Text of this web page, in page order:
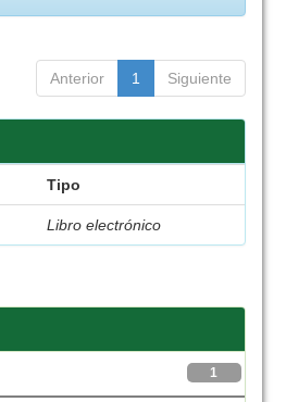
Anterior 1 Siguiente
Tipo
Libro electrónico
1